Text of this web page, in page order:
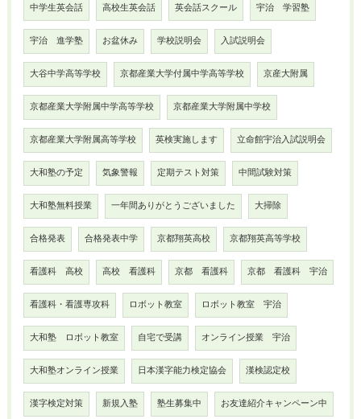
中学生英会話 高校生英会話 英会話スクール 宇治 学習塾
宇治 進学塾 お盆休み 学校説明会 入試説明会
大谷中学高等学校 京都産業大学付属中学高等学校 京産大附属
京都産業大学附属中学高等学校 京都産業大学附属中学校
京都産業大学附属高等学校 英検実施します 立命館宇治入試説明会
大和塾の予定 気象警報 定期テスト対策 中間試験対策
大和塾無料授業 一年間ありがとうございました 大掃除
合格発表 合格発表中学 京都翔英高校 京都翔英高等学校
看護科 高校 高校 看護科 京都 看護科 京都 看護科 宇治
看護科・看護専攻科 ロボット教室 ロボット教室 宇治
大和塾 ロボット教室 自宅で受講 オンライン授業 宇治
大和塾オンライン授業 日本漢字能力検定協会 漢検認定校
漢字検定対策 新規入塾 塾生募集中 お友達紹介キャンペーン中